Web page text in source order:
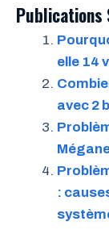
Publications
elle 14
avec 2
: